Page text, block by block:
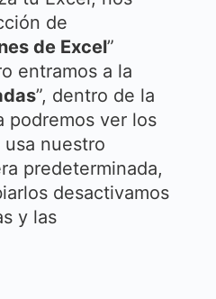
de
de Excel”
entramos a la
”, dentro de la
podremos ver los
nuestro
predeterminada,
desactivamos
y las